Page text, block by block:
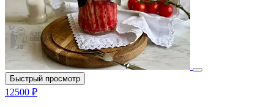
Быстрый просмотр
12500 ₽